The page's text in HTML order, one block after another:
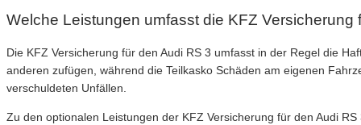
Welche Leistungen umfasst die KFZ Versicherung
Die KFZ Versicherung für den Audi RS 3 umfasst in der Regel die
anderen zufügen, während die Teilkasko Schäden am eigenen
verschuldeten Unfällen.
Zu den optionalen Leistungen der KFZ Versicherung für den Audi